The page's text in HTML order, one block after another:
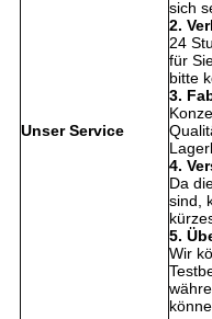
Unser Service
sich
2.
24
für
bitte
3.
4.
Da
sind,
5.
Wir